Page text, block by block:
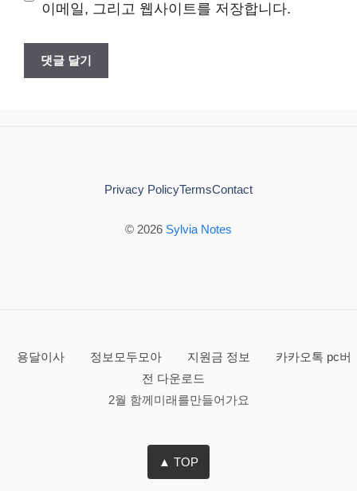
이메일, 그리고 웹사이트를 저장합니다.
© 2026 Sylvia Notes
Privacy PolicyTermsContact
용달이사 정보모두모아 지원금 정보
카카오톡 pc버
전 다운로드
2월 함께미래를만들어가요
▲ TOP